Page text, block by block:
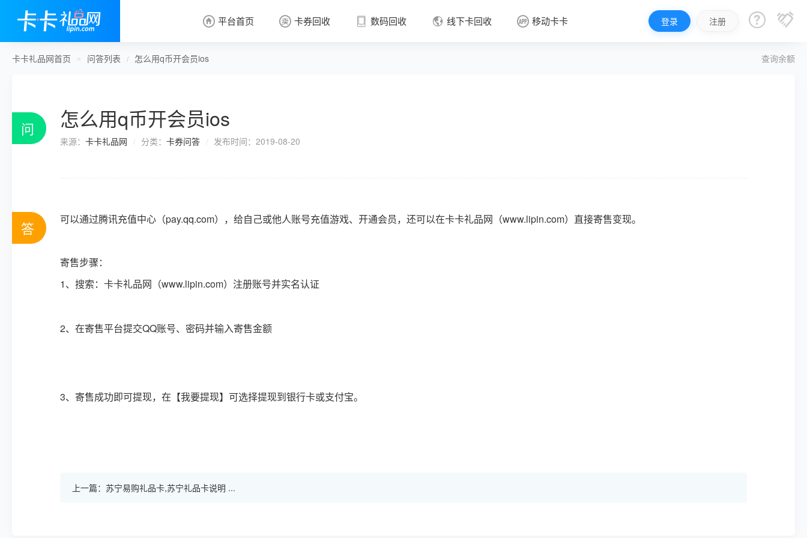
 平台首页  卡券回收  数码回收  线下卡回收  移动卡卡 登录 注册  
查询余额
卡卡礼品网首页 > 问答列表 / 怎么用q币开会员ios
问 怎么用q币开会员ios
来源： 卡卡礼品网 / 分类： 卡券问答 / 发布时间：2019-08-20
答 可以通过腾讯充值中心（pay.qq.com） ，给自己或他人账号充值游戏、开通会员，还可以在卡卡礼品网（www.lipin.com） 直接寄售变现。
寄售步骤：
1、搜索： 卡卡礼品网（www.lipin.com） 注册账号并实名认证
2、在寄售平台提交QQ账号、密码并输入寄售金额
3、寄售成功即可提现，在【我要提现】可选择提现到银行卡或支付宝。
上一篇：苏宁易购礼品卡,苏宁礼品卡说明 ...